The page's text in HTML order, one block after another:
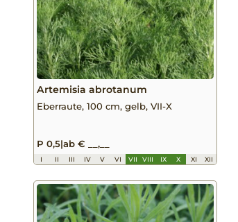
Artemisia abrotanum
Eberraute, 100 cm, gelb, VII-X
P 0,5|ab € __,__
I II III IV V VI VII VIII IX X XI XII